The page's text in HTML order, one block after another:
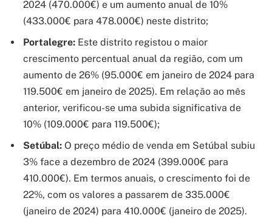
2024 (470.000€) e um aumento anual de 10%
(433.000€ para 478.000€) neste distrito;
Portalegre: Este distrito registou o maior
crescimento percentual anual da região, com um
aumento de 26% (95.000€ em janeiro de 2024 para
119.500€ em janeiro de 2025). Em relação ao mês
anterior, verificou-se uma subida significativa de
10% (109.000€ para 119.500€);
Setúbal: O preço médio de venda em Setúbal subiu
3% face a dezembro de 2024 (399.000€ para
410.000€). Em termos anuais, o crescimento foi de
22%, com os valores a passarem de 335.000€
(janeiro de 2024) para 410.000€ (janeiro de 2025).